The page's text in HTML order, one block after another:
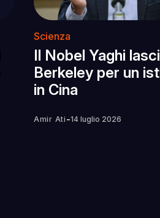
Scienza
Il Nobel Yaghi
Berkeley per un
in Cina
Amir Ati -14 luglio 2026